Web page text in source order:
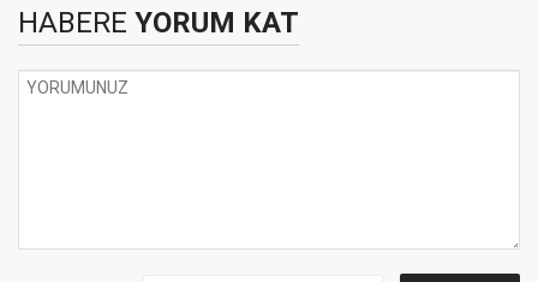
HABERE YORUM KAT